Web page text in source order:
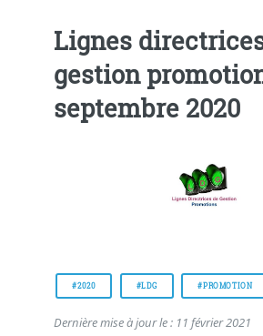
Lignes
gestion
septembre 2020
#2020 #LDG #PROMOTION
Dernière mise à jour le : 11 février 2021